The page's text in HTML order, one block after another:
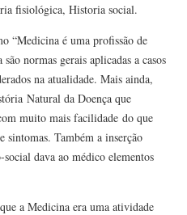
fisiológica, Historia social.
“Medicina é uma profissão de
normas gerais aplicadas a casos
na atualidade. Mais ainda,
Natural da Doença que
muito mais facilidade do que
sintomas. Também a inserção
dava ao médico elementos
a Medicina era uma atividade